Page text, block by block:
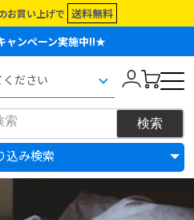
お買い上げで 送料無料
ャンペーン実施中!!★
込み検索